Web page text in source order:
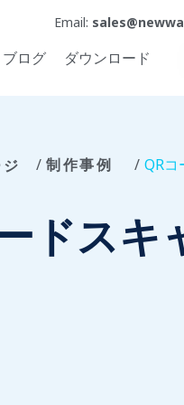
Email:
ブログ ダウンロード
制作事例 QRコ
ドスキ